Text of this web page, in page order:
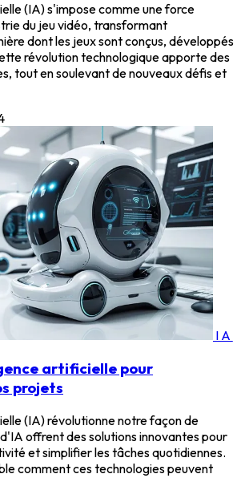
(IA) s'impose comme une force
du jeu vidéo, transformant
dont les jeux sont conçus, développés
révolution technologique apporte des
tout en soulevant de nouveaux défis et
IA
artificielle pour
projets
(IA) révolutionne notre façon de
offrent des solutions innovantes pour
et simplifier les tâches quotidiennes.
comment ces technologies peuvent